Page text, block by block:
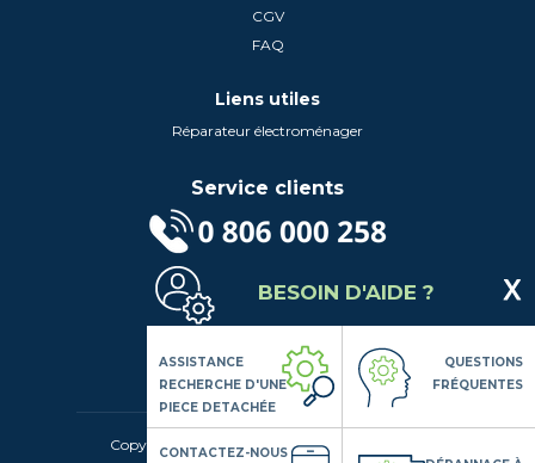
CGV
FAQ
Liens utiles
Réparateur électroménager
Service clients
(Service gratuit + prix d'un appel local)
Lundi au Vendredi de 9h à 18h
Contactez-Nous
Suivez-nous
Copyright© 2020 LSDLP, Tous droits réservés
BESOIN D'AIDE ?
ASSISTANCE
RECHERCHE D'UNE
PIECE DETACHÉE
QUESTIONS
FRÉQUENTES
CONTACTEZ-NOUS